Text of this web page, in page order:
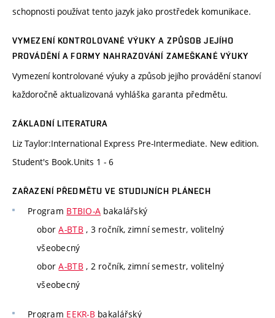
schopnosti používat tento jazyk jako prostředek komunikace.
VYMEZENÍ KONTROLOVANÉ VÝUKY A ZPŮSOB JEJÍHO
PROVÁDĚNÍ A FORMY NAHRAZOVÁNÍ ZAMEŠKANÉ VÝUKY
Vymezení kontrolované výuky a způsob jejího provádění stanoví
každoročně aktualizovaná vyhláška garanta předmětu.
ZÁKLADNÍ LITERATURA
Liz Taylor:International Express Pre-Intermediate. New edition.
Student's Book.Units 1 - 6
ZAŘAZENÍ PŘEDMĚTU VE STUDIJNÍCH PLÁNECH
Program BTBIO-A bakalářský
oborA-BTB , 3 ročník, zimní semestr, volitelný
všeobecný
oborA-BTB , 2 ročník, zimní semestr, volitelný
všeobecný
Program EEKR-B bakalářský